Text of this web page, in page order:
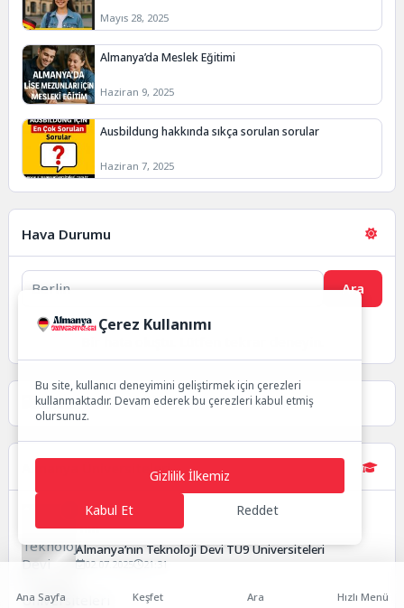
Mayıs 28, 2025
Almanya’da Meslek Eğitimi
Haziran 9, 2025
Ausbildung hakkında sıkça sorulan sorular
Haziran 7, 2025
Hava Durumu
Ara
Almanya Üniversiteleri
Almanya’nın Teknoloji Devi TU9 Üniversiteleri
02.07.2025 21:31
Ana Sayfa Keşfet Ara Hızlı Menü
Çerez Kullanımı
Bu site, kullanıcı deneyimini geliştirmek için çerezleri
kullanmaktadır. Devam ederek bu çerezleri kabul etmiş
olursunuz.
Gizlilik İlkemiz
Kabul Et Reddet